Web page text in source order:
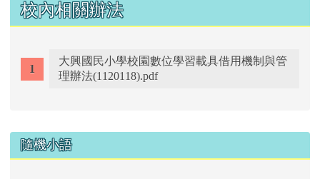
校內相關辦法
大興國民小學校園數位學習載具借用機制與管
理辦法(1120118).pdf
右邊區域內容
隨機小語